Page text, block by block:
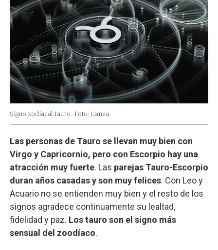
Signo zodiacal Tauro. Foto: Canva.
Las personas de Tauro se llevan muy bien con
Virgo y Capricornio, pero con Escorpio hay una
atracción muy fuerte. Las parejas Tauro-Escorpio
duran años casadas y son muy felices. Con Leo y
Acuario no se entienden muy bien y el resto de los
signos agradece continuamente su lealtad,
fidelidad y paz. Los tauro son el signo más
sensual del zoodíaco.